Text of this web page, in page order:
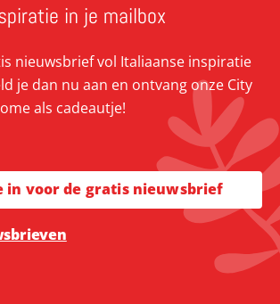
in je mailbox
nieuwsbrief vol Italiaanse inspiratie
je dan nu aan en ontvang onze City
als cadeautje!
in voor de gratis nieuwsbrief